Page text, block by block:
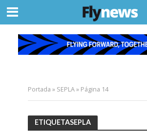
Portada » SEPLA» Página 14
ETIQUETASEPLA